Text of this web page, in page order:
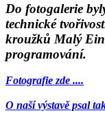
Do fotogalerie
technické
kroužků Malý
programování.
Fotografie zde ....
O naší výstavě psal